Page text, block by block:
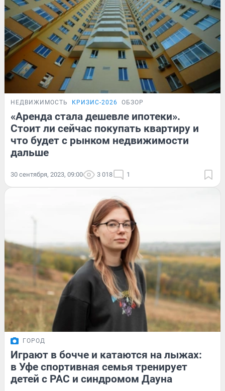
НЕДВИЖИМОСТЬ КРИЗИС-2026 ОБЗОР
«Аренда стала дешевле ипотеки».
Стоит ли сейчас покупать квартиру и
что будет с рынком недвижимости
дальше
30 сентября, 2023, 09:00 3 018 1
ГОРОД
Играют в бочче и катаются на лыжах:
в Уфе спортивная семья тренирует
детей с РАС и синдромом Дауна